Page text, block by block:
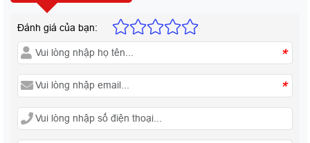
Đánh giá của bạn:
*
*